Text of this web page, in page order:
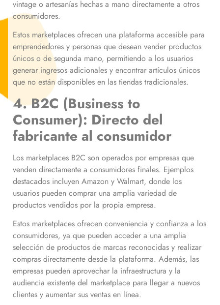
vintage o artesanías hechas a mano directamente a otros
consumidores.
Estos marketplaces ofrecen una plataforma accesible para
emprendedores y personas que desean vender productos
únicos o de segunda mano, permitiendo a los usuarios
generar ingresos adicionales y encontrar artículos únicos
que no están disponibles en las tiendas tradicionales.
4. B2C (Business to
Consumer): Directo del
fabricante al consumidor
Los marketplaces B2C son operados por empresas que
venden directamente a consumidores finales. Ejemplos
destacados incluyen Amazon y Walmart, donde los
usuarios pueden comprar una amplia variedad de
productos vendidos por la propia empresa.
Estos marketplaces ofrecen conveniencia y confianza a los
consumidores, ya que pueden acceder a una amplia
selección de productos de marcas reconocidas y realizar
compras directamente desde la plataforma. Además, las
empresas pueden aprovechar la infraestructura y la
audiencia existente del marketplace para llegar a nuevos
clientes y aumentar sus ventas en línea.